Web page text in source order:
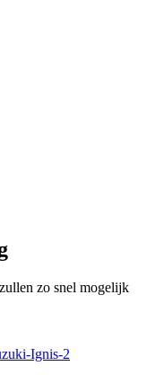
zo snel mogelijk